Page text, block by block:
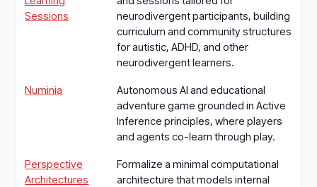
Sessions
neurodivergent participants, building
curriculum and community structures
for autistic, ADHD, and other
neurodivergent learners.
Numinia
Autonomous AI and educational
adventure game grounded in Active
Inference principles, where players
and agents co-learn through play.
Perspective
Architectures
Formalize a minimal computational
architecture that models internal